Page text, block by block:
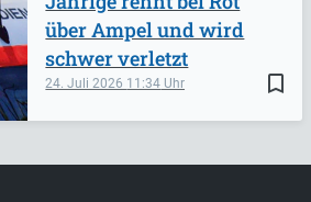
bookmark_border
24. Juli 2026 11:34
über Ampel und wird
schwer verletzt